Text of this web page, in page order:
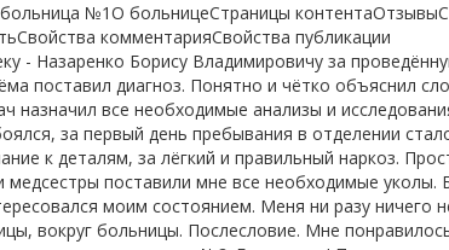
№1О больницеСтраницы
комментарияСвойства публикации
- Назаренко Борису Владимировичу за
поставил диагноз. Понятно и чётко объяснил
все необходимые анализы и
за первый день пребывания в отделении
к деталям, за лёгкий и правильный наркоз.
поставили мне все необходимые уколы.
моим состоянием. Меня ни разу ничего
вокруг больницы. Послесловие. Мне